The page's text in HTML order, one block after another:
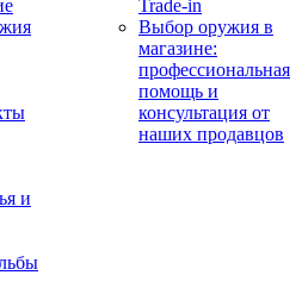
и
Trade-in
Выбор оружия в
магазине:
профессиональная
помощь и
консультация от
наших продавцов